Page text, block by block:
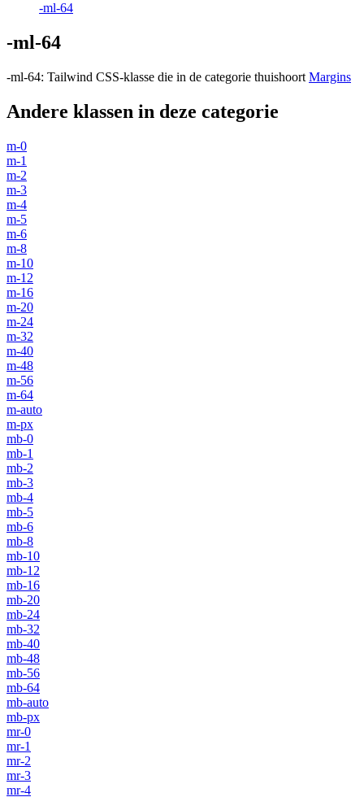
-ml-64
-ml-64
-ml-64: Tailwind CSS-klasse die in de categorie thuishoort Margins
Andere klassen in deze categorie
m-0
m-1
m-2
m-3
m-4
m-5
m-6
m-8
m-10
m-12
m-16
m-20
m-24
m-32
m-40
m-48
m-56
m-64
m-auto
m-px
mb-0
mb-1
mb-2
mb-3
mb-4
mb-5
mb-6
mb-8
mb-10
mb-12
mb-16
mb-20
mb-24
mb-32
mb-40
mb-48
mb-56
mb-64
mb-auto
mb-px
mr-0
mr-1
mr-2
mr-3
mr-4